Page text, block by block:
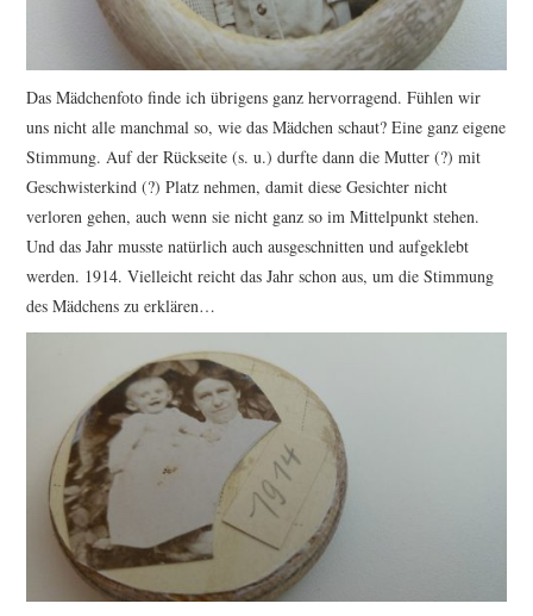
Das Mädchenfoto finde ich übrigens ganz hervorragend. Fühlen wir
uns nicht alle manchmal so, wie das Mädchen schaut? Eine ganz eigene
Stimmung. Auf der Rückseite (s. u.) durfte dann die Mutter (?) mit
Geschwisterkind (?) Platz nehmen, damit diese Gesichter nicht
verloren gehen, auch wenn sie nicht ganz so im Mittelpunkt stehen.
Und das Jahr musste natürlich auch ausgeschnitten und aufgeklebt
werden. 1914. Vielleicht reicht das Jahr schon aus, um die Stimmung
des Mädchens zu erklären…